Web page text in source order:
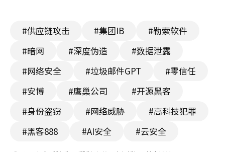
#供应链攻击 #集团IB
#勒索软件
#暗网
#深度伪造
#数据泄露
#网络安全
#垃圾邮件GPT
#零信任
#安博
#鹰巢公司
#开源黑客
#身份盗窃
#网络威胁
#高科技犯罪
#黑客888
#AI安全 #云安全